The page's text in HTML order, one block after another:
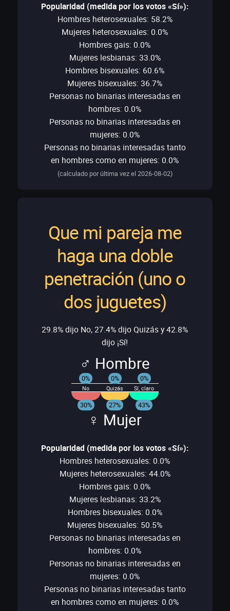
Popularidad (medida por los votos «Sí»):
Hombres heterosexuales: 58.2%
Mujeres heterosexuales: 0.0%
Hombres gais: 0.0%
Mujeres lesbianas: 33.0%
Hombres bisexuales: 60.6%
Mujeres bisexuales: 36.7%
Personas no binarias interesadas en
hombres: 0.0%
Personas no binarias interesadas en
mujeres: 0.0%
Personas no binarias interesadas tanto
en hombres como en mujeres: 0.0%
(calculado por última vez el 2026-08-02)
Que mi pareja me
haga una doble
penetración (uno o
dos juguetes)
29.8% dijo No, 27.4% dijo Quizás y 42.8%
dijo ¡Sí!
♂ Hombre
No
0%
Quizás
0%
Sí, claro
0%
30% 27% 43%
♀ Mujer
Popularidad (medida por los votos «Sí»):
Hombres heterosexuales: 0.0%
Mujeres heterosexuales: 44.0%
Hombres gais: 0.0%
Mujeres lesbianas: 33.2%
Hombres bisexuales: 0.0%
Mujeres bisexuales: 50.5%
Personas no binarias interesadas en
hombres: 0.0%
Personas no binarias interesadas en
mujeres: 0.0%
Personas no binarias interesadas tanto
en hombres como en mujeres: 0.0%